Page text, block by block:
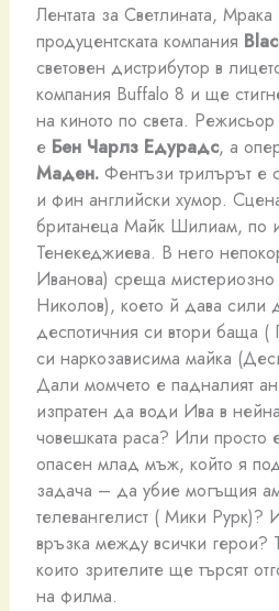
Лентата за Светлината,
продуцентската компания
световен дистрибутор в
компания Buffalo 8 и ще
на киното по света.
е Бен Чарлз Едурадс, а
Маден.Фентъзи трилърът е
и фин английски хумор.
британеца Майк Шилиам, по
Тенекеджиева. В него
Иванова) среща
Николов), което й дава сили
деспотичния си втори баща (
си наркозависима майка
Дали момчето е падналият
изпратен да води Ива в
човешката раса? Или просто
опасен млад мъж, който я
задача – да убие могъщия
телевангелист ( Мики Рурк)?
връзка между всички герои?
които зрителите ще търсят
на филма.